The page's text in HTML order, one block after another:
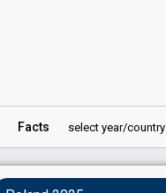
Facts select year/country